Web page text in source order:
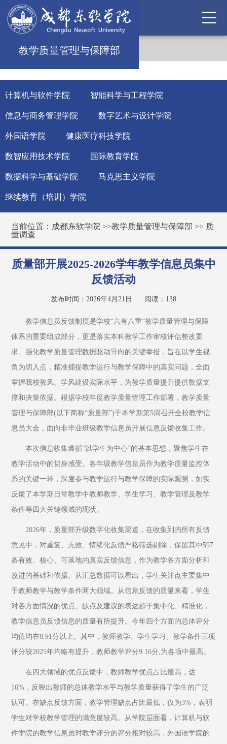
教学质量管理与保障部
计算机与软件学院 智能科学与工程学院
信息与商务管理学院 数字艺术与设计学院
外国语学院 健康医疗科技学院
数智应用技术学院 国际教育学院
数据科学与基础学院 马克思主义学院
继续教育（培训）学院
当前位置： 成都东软学院 >>教学质量管理与保障部 >> 质
量调查
质量部开展2025-2026学年教学信息员集中
反馈活动
发布时间：2026年4月21日 阅读： 138
教学信息员反馈制度是学校“六有八重”教学质量管理与保障
体系的重要组成部分，更是落实本科教学工作审核评估整改要
求、强化教学质量管理数据驱动导向的关键举措，旨在以学生视
角为切入点，精准捕捉教学运行与教学保障中的真实问题，全面
掌握我校教风、学风建设实际水平，为教学质量提升提供数据支
撑和决策依据。根据学校年度教学质量管理工作部署，教学质量
管理与保障部(以下简称“质量部”)于本学期第5周召开全校教学信
息员大会，面向非毕业班级教学信息员开展信息反馈收集工作。
本次信息收集遵循“以学生为中心”的基本思想，聚焦学生在
教学活动中的切身感受。各年级教学信息员作为教学质量监控体
系的关键一环，深度参与教学运行与教学保障的实际观测，如实
反馈了本学期日常教学中教师教学、学生学习、教学管理及教学
条件等四大关键领域的现状。
2026年，质量部升级数字化收集渠道，在收集到的所有反馈
意见中，对重复、无效、情绪化反馈严格筛选剔除，保留其中597
条有效、核心、可落地的真实反馈信息，作为教学各方面分析和
改进的基础和依据。从汇总数据可以看出，学生关注点主要集中
于教师教学与教学条件两大领域。从信息反馈的质量来看，学生
对各方面情况的优点、缺点及建议的表达趋于集中化、精准化，
教学信息员反馈信息的质量有所提升。今年四个方面的总体评分
均值均在8.91分以上。其中，教师教学、学生学习、教学条件三项
评分较2025年均略有提升，教师教学评分9.16分,为各项中最高。
在四大领域的优点反馈中，教师教学优点占比最高，达
16%，反映出教师的总体教学水平与教学质量获得了学生的广泛
认可。在缺点反馈方面，教学管理缺点占比最低，仅为3%，表明
学生对学校教学管理的满意度较高。从学院层面看，计算机与软
件学院的教学信息员对教学评分的评分相对较高，外国语学院的